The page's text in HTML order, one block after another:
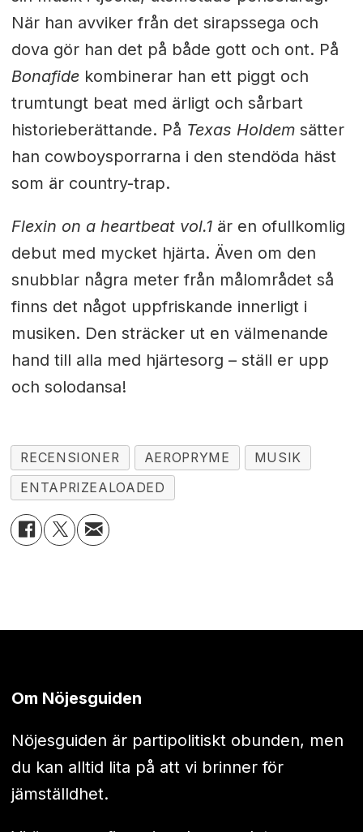
När han avviker från det sirapssega och
dova gör han det på både gott och ont. På
Bonafidekombinerar han ett piggt och
trumtungt beat med ärligt och sårbart
historieberättande. På Texas Holdemsätter
han cowboysporrarna i den stendöda häst
som är country-trap.
Flexin on a heartbeat vol.1är en ofullkomlig
debut med mycket hjärta. Även om den
snubblar några meter från målområdet så
finns det något uppfriskande innerligt i
musiken. Den sträcker ut en välmenande
hand till alla med hjärtesorg – ställ er upp
och solodansa!
RECENSIONER AEROPRYME
MUSIK
ENTAPRIZEALOADED
Om Nöjesguiden
Nöjesguiden är partipolitiskt obunden, men
du kan alltid lita på att vi brinner för
jämställdhet.